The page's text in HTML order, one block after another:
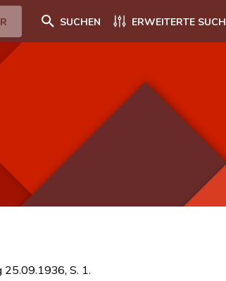
SUCHEN ERWEITERTE
25.09.1936, S. 1.